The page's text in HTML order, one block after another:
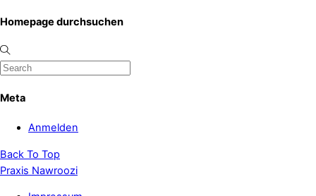
Homepage durchsuchen
Meta
Anmelden
Back To Top
Praxis Nawroozi